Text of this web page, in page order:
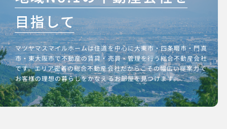
マツヤマスマイルホームは住道を中心に大東市・四条畷市・門真
市・東大阪市で不動産の賃貸・売買・管理を行う総合不動産会社
です。エリア密着の総合不動産会社だからこその幅広い提案力で
お客様の理想の暮らしをかなえるお部屋を見つけます。